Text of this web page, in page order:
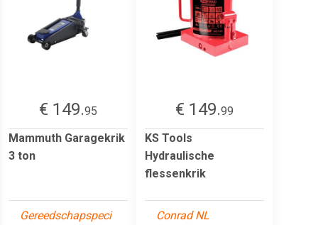
€ 149.95
Mammuth Garagekrik
3 ton
Gereedschapspeci
€ 149.99
KS Tools
Hydraulische
flessenkrik
Conrad NL